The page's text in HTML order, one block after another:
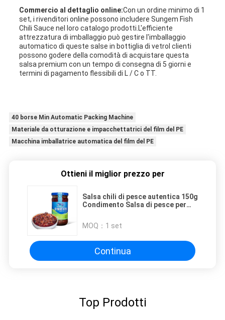
Commercio al dettaglio online:Con un ordine minimo di 1
set, i rivenditori online possono includere Sungem Fish
Chili Sauce nel loro catalogo prodotti.L'efficiente
attrezzatura di imballaggio può gestire l'imballaggio
automatico di queste salse in bottiglia di vetroI clienti
possono godere della comodità di acquistare questa
salsa premium con un tempo di consegna di 5 giorni e
termini di pagamento flessibili di L / C o TT.
40 borse Min Automatic Packing Machine
Materiale da otturazione e impacchettatrici del film del PE
Macchina imballatrice automatica del film del PE
Ottieni il miglior prezzo per
Salsa chili di pesce autentica 150g
Condimento Salsa di pesce per
MOQ： 1 set
Continua
Top Prodotti